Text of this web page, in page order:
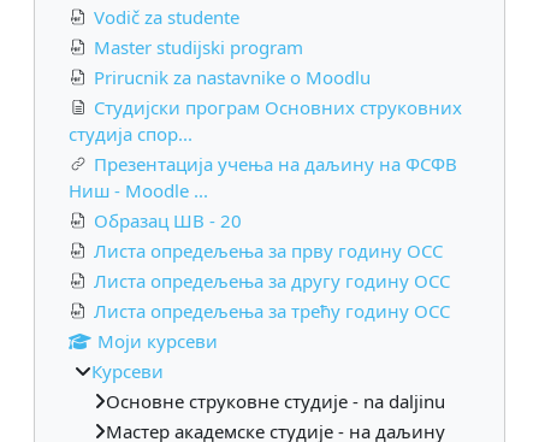
Vodič za studente
Master studijski program
Prirucnik za nastavnike o Moodlu
Студијски програм Основних струковних
студија спор...
Презентација учења на даљину на ФСФВ
Ниш - Moodle ...
Образац ШВ - 20
Листа опредељења за прву годину ОСС
Листа опредељења за другу годину ОСС
Листа опредељења за трећу годину ОСС
Моји курсеви
Курсеви
Основне струковне студије - na daljinu
Мастер академске студије - на даљину